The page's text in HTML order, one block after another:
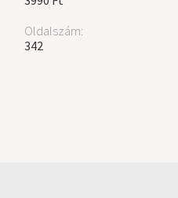
Oldalszám:
342